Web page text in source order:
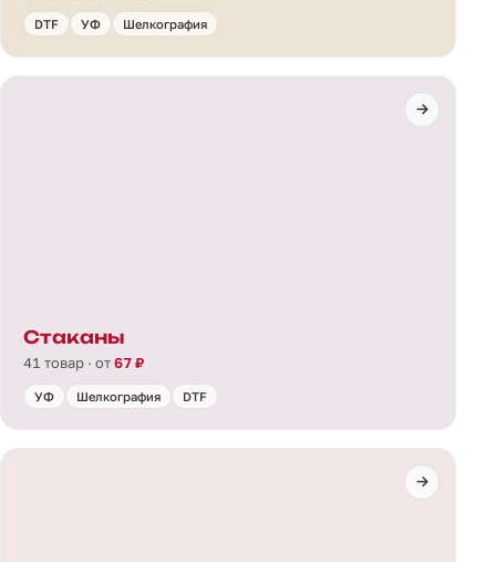
DTF УФ Шелкография
Стаканы
41 товар · от67 ₽
УФ Шелкография DTF